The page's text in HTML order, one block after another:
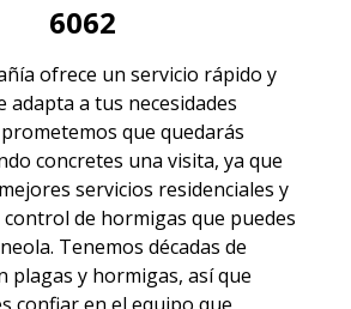
6062
ofrece un servicio rápido y
adapta a tus necesidades
que quedarás
concretes una visita, ya que
servicios residenciales y
control de hormigas que puedes
Tenemos décadas de
plagas y hormigas, así que